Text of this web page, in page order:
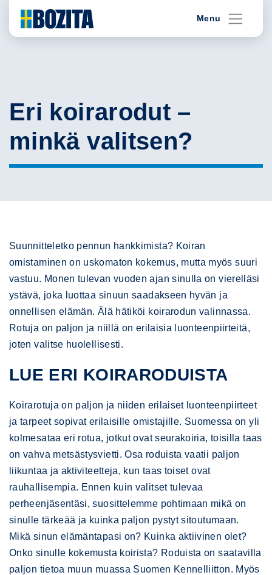
content
Menu
Eri koirarodut –
minkä valitsen?
Suunnitteletko pennun hankkimista? Koiran
omistaminen on uskomaton kokemus, mutta myös suuri
vastuu. Monen tulevan vuoden ajan sinulla on vierelläsi
ystävä, joka luottaa sinuun saadakseen hyvän ja
onnellisen elämän. Älä hätiköi koirarodun valinnassa.
Rotuja on paljon ja niillä on erilaisia luonteenpiirteitä,
joten valitse huolellisesti.
LUE ERI KOIRARODUISTA
Koirarotuja on paljon ja niiden erilaiset luonteenpiirteet
ja tarpeet sopivat erilaisille omistajille. Suomessa on yli
kolmesataa eri rotua, jotkut ovat seurakoiria, toisilla taas
on vahva metsästysvietti. Osa roduista vaatii paljon
liikuntaa ja aktiviteetteja, kun taas toiset ovat
rauhallisempia. Ennen kuin valitset tulevaa
perheenjäsentäsi, suosittelemme pohtimaan mikä on
sinulle tärkeää ja kuinka paljon pystyt sitoutumaan.
Mikä sinun elämäntapasi on? Kuinka aktiivinen olet?
Onko sinulle kokemusta koirista? Roduista on saatavilla
paljon tietoa muun muassa Suomen Kennelliitton. Myös